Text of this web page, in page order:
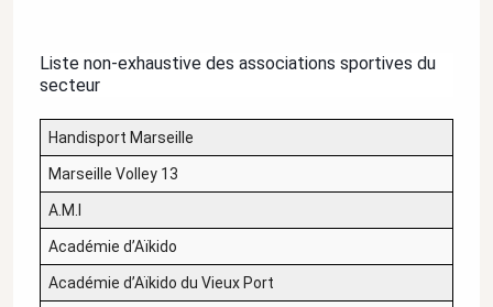
Description
Liste non-exhaustive des associations sportives du
secteur
Handisport Marseille
Marseille Volley 13
A.M.I
Académie d’Aïkido
Académie d’Aïkido du Vieux Port